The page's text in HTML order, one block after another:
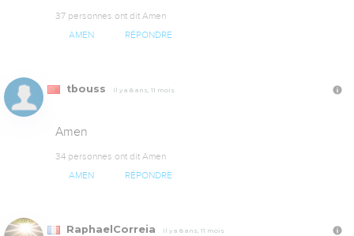
37 personnes ont dit Amen
AMEN RÉPONDRE
tbouss Il y a 8 ans, 11 mois
Amen
34 personnes ont dit Amen
AMEN RÉPONDRE
RaphaelCorreia Il y a 8 ans, 11 mois